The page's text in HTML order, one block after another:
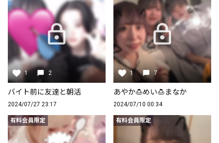
1 2
バイト前に友達と朝活
2024/07/27 23:17
1 7
あやか🍮めい🍮まなか
2024/07/10 00:34
有料会員限定 有料会員限定